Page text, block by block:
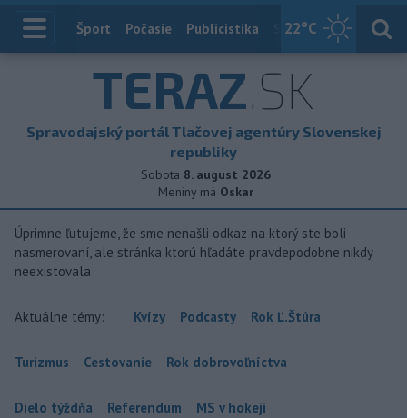
22°C
Index
Šport Počasie Publicistika Slovensko
TERAZ.SK
Spravodajský portál Tlačovej agentúry Slovenskej
republiky
Sobota 8. august 2026
Meniny má Oskar
Úprimne ľutujeme, že sme nenašli odkaz na ktorý ste boli
nasmerovaní, ale stránka ktorú hľadáte pravdepodobne nikdy
neexistovala
Aktuálne témy: Kvízy Podcasty Rok Ľ.Štúra
Turizmus Cestovanie Rok dobrovoľníctva
Dielo týždňa Referendum MS v hokeji